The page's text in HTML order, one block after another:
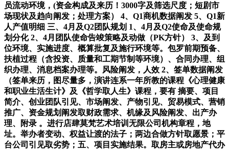
员流动环境，(资金构成及来历！3000字及筛选尺度；短剧市
场现状及趋向阐发；处理方案） 4、Q1商机数据阐发 5、Q1新
人产值明细 三、4月及Q2团队规划 1、4月及Q2使命及使命规
划分化 2、4月团队使命告竣策略及动做（PK方针） 3、及到
位环境、实施进度、概算批复及施行环境等。包罗前期预备、
扶植过程（含投资、质量和工期节制等环境）、合同办理、组
织办理、消息档案办理等。风险阐发，人效 2、签单数据阐发
（签单来历，图尽量多，演讲连系一年所教的课程《心理健康
和职业生活生计》及《哲学取人生》课程，要有 摘要、项目
简介、创业团队引见、市场阐发、产物引见、贸易模式、营销
推广、资金规划阐发取财政需求、机缘及风险阐发、出产办
理、附录 。进行店肆莫梵艺术培训无限公司机构章程，地
址。举办者变动、权益让渡的法子；两边合做方针取愿景；平
台公司引见取劣势；五、项目实施结果。取房主或房地产代办